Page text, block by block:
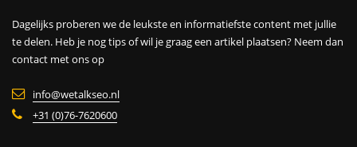
Dagelijks proberen we de leukste en informatiefste content met jullie
te delen. Heb je nog tips of wil je graag een artikel plaatsen? Neem dan
contact met ons op
info@wetalkseo.nl
+31 (0)76-7620600